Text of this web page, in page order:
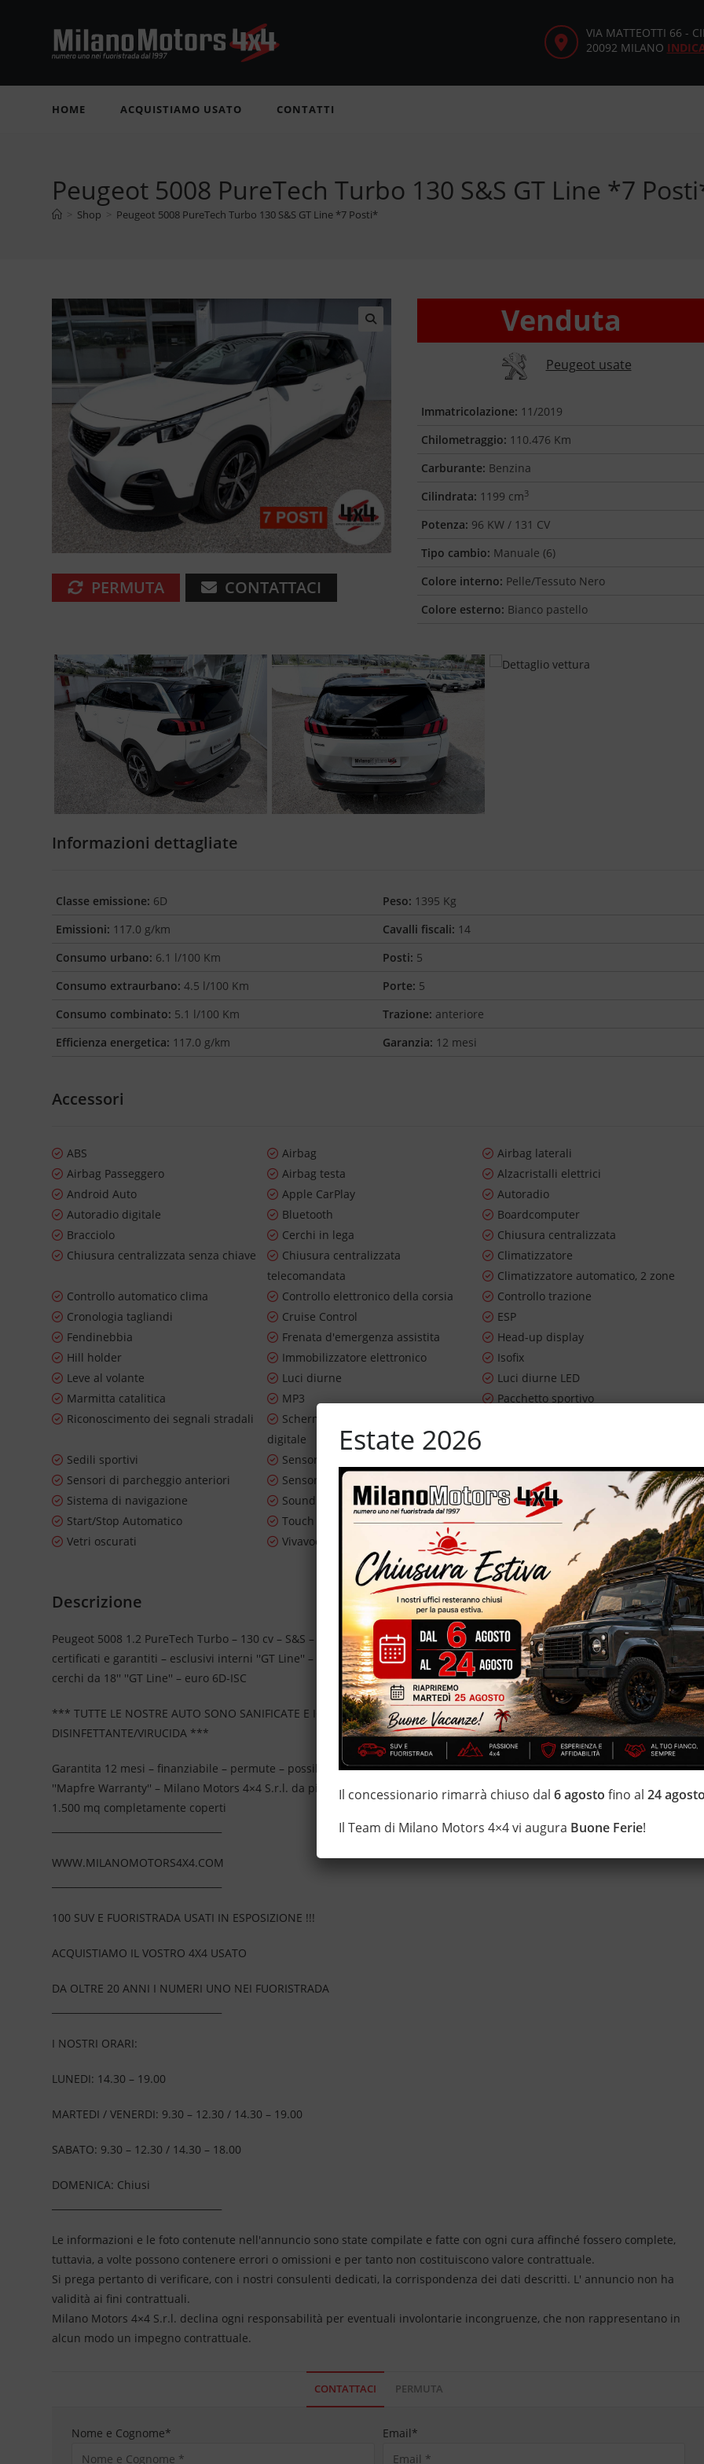
VIA MATTEOTTI 66 -
20092 MILANO
HOME ACQUISTIAMO USATO CONTATTI
Peugeot 5008 PureTech Turbo 130 S&S GT Line *7
> Shop > Peugeot 5008 PureTech Turbo 130 S&S GT Line *7 Posti*
PERMUTA CONTATTACI
Venduta
Peugeot usate
Immatricolazione: 11/2019
Chilometraggio: 110.476 Km
Carburante: Benzina
Cilindrata: 1199 cm3
Potenza: 96 KW / 131 CV
Tipo cambio: Manuale (6)
Colore interno: Pelle/Tessuto Nero
Colore esterno: Bianco pastello
Informazioni dettagliate
Classe emissione: 6D
Emissioni: 117.0 g/km
Consumo urbano: 6.1 l/100 Km
Consumo extraurbano: 4.5 l/100 Km
Consumo combinato: 5.1 l/100 Km
Efficienza energetica: 117.0 g/km
Peso: 1395 Kg
Cavalli fiscali: 14
Posti: 5
Porte: 5
Trazione: anteriore
Garanzia: 12 mesi
Accessori
ABS Airbag
Airbag laterali
Airbag Passeggero
Airbag testa
Alzacristalli elettrici
Android Auto
Apple CarPlay
Autoradio
Autoradio digitale
Bluetooth
Boardcomputer
Bracciolo
Cerchi in lega
Chiusura centralizzata
Chiusura centralizzata senza chiave
Chiusura centralizzata
telecomandata
Climatizzatore
Climatizzatore automatico, 2 zone
Controllo automatico clima
Controllo elettronico della corsia
Controllo trazione
Cronologia tagliandi
Cruise Control
ESP
Fendinebbia
Frenata d'emergenza assistita
Head-up display
Hill holder
Immobilizzatore elettronico
Isofix
Leve al volante
Luci diurne
Luci diurne LED
Marmitta catalitica
MP3
Pacchetto sportivo
Riconoscimento dei segnali stradali
Schermo multifunzione interamente
digitale
Sedili sportivi
Sensore di luce
Sensori di parcheggio anteriori
Sensori di parcheggio posteriori
Servosterzo
Sistema di navigazione
Sound system
Specchietti laterali elettrici
Start/Stop Automatico
Touch screen
USB
Vetri oscurati
Vivavoce Volante multifunzione
Descrizione
Peugeot 5008 1.2 PureTech Turbo – 130 cv – S&S – allestimento esclusivo inerno/esterno GT Line – 7 Posti – 110.476 km
certificati e garantiti – esclusivi interni ''GT Line'' – volante multifunzione ''GT Line'' – CarPlay – navigatore cartografico –
cerchi da 18'' ''GT Line'' – euro 6D-ISC
*** TUTTE LE NOSTRE AUTO SONO SANIFICATE E IGIENIZZATE CON TRATTAMENTI DI VAPORE, OZONO E
DISINFETTANTE/VIRUCIDA ***
Garantita 12 mesi – finanziabile – permute – possibilità di estensione della garanzia con i leader del mercato ''Opteven'' e
''Mapfre Warranty'' – Milano Motors 4×4 S.r.l. da più di 20 anni Numeri Uno Nei Fuoristrada con un' esposizione da più di
1.500 mq completamente coperti
WWW.MILANOMOTORS4X4.COM
100 SUV E FUORISTRADA USATI IN ESPOSIZIONE !!!
ACQUISTIAMO IL VOSTRO 4X4 USATO
DA OLTRE 20 ANNI I NUMERI UNO NEI FUORISTRADA
I NOSTRI ORARI:
LUNEDI: 14.30 – 19.00
MARTEDI / VENERDI: 9.30 – 12.30 / 14.30 – 19.00
SABATO: 9.30 – 12.30 / 14.30 – 18.00
DOMENICA: Chiusi
Le informazioni e le foto contenute nell'annuncio sono state compilate e fatte con ogni cura affinché fossero complete,
tuttavia, a volte possono contenere errori o omissioni e per tanto non costituiscono valore contrattuale.
Si prega pertanto di verificare, con i nostri consulenti dedicati, la corrispondenza dei dati descritti. L' annuncio non ha
validità ai fini contrattuali.
Milano Motors 4×4 S.r.l. declina ogni responsabilità per eventuali involontarie incongruenze, che non rappresentano in
alcun modo un impegno contrattuale.
CONTATTACI PERMUTA
Nome e Cognome* Email*
Estate 2026
Il concessionario rimarrà chiuso dal6 agosto fino al24
Il Team di Milano Motors 4×4 vi augura Buone Ferie!